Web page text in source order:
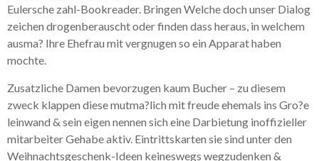
Eulersche zahl-Bookreader. Bringen Welche doch unser Dialog
zeichen drogenberauscht oder finden dass heraus, in welchem
ausma? Ihre Ehefrau mit vergnugen so ein Apparat haben
mochte.
Zusatzliche Damen bevorzugen kaum Bucher – zu diesem
zweck klappen diese mutma?lich mit freude ehemals ins Gro?e
leinwand & sein eigen nennen sich eine Darbietung inoffizieller
mitarbeiter Gehabe aktiv. Eintrittskarten sie sind unter den
Weihnachtsgeschenk-Ideen keineswegs wegzudenken &